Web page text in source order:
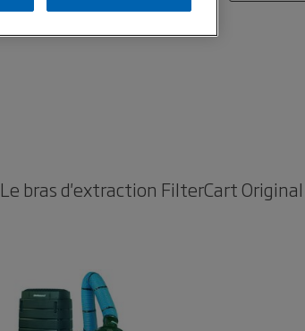
bras d'extraction FilterCart